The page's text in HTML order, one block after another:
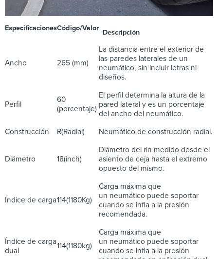
EspecificacionesCódigo/Valor
Descripción
Ancho 265 (mm)
La distancia entre el exterior de
las paredes laterales de un
neumático, sin incluir letras ni
diseños.
Perfil
60
(porcentaje)
El perfil determina la altura de la
pared lateral y es un porcentaje
del ancho del neumático.
Construcción R(Radial) Neumático de construcción radial.
Diámetro 18(inch)
Diámetro del rin medido desde el
asiento de ceja hasta el extremo
opuesto del mismo.
Índice de carga114(1180Kg)
Carga máxima que
un neumático puede soportar
cuando se infla a la presión
recomendada.
Índice de carga
dual
114(1180kg)
Carga máxima que
un neumático puede soportar
cuando se infla a la presión